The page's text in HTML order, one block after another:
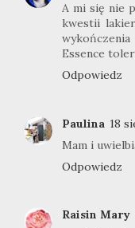
A mi się nie
kwestii
Essence
Odpowiedz
Paulina 18
Mam i
Odpowiedz
Raisin Mary